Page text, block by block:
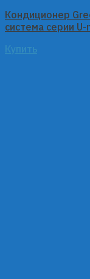
Кондиционер
система серии
Купить